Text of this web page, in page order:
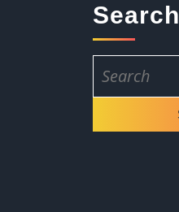
Search
for: